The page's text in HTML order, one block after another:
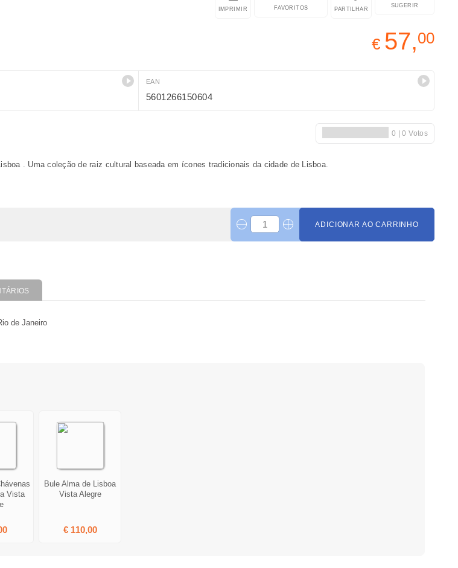
SUGERIR
PARTILHAR
FAVORITOS
IMPRIMIR
€ 57,00
EAN
5601266150604
. Uma coleção de raiz cultural baseada em ícones tradicionais da cidade de Lisboa.
ADICIONAR AO CARRINHO
de Janeiro
Vista
Bule Alma de Lisboa
Vista Alegre
€ 110,00